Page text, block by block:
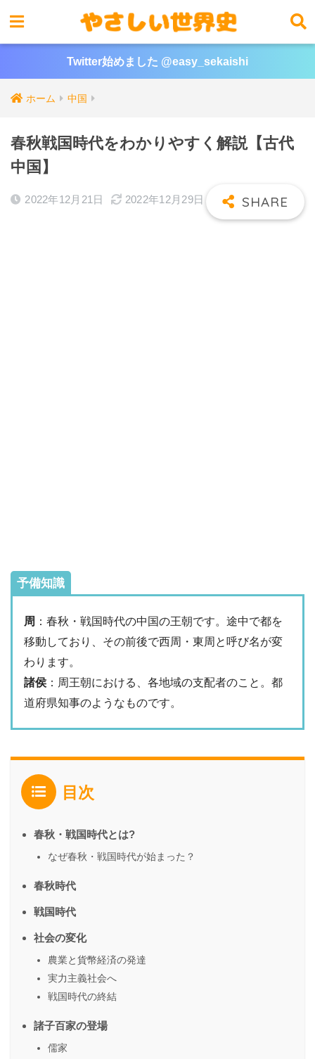
Twitter始めました @easy_sekaishi
ホーム 中国
春秋戦国時代をわかりやすく解説【古代
中国】
2022年12月21日 2022年12月29日
予備知識
周 ：春秋・戦国時代の中国の王朝です。途中で都を
移動しており、その前後で西周・東周と呼び名が変
わります。
諸侯 ：周王朝における、各地域の支配者のこと。都
道府県知事のようなものです。
目次
春秋・戦国時代とは?
なぜ春秋・戦国時代が始まった？
春秋時代
戦国時代
社会の変化
農業と貨幣経済の発達
実力主義社会へ
戦国時代の終結
諸子百家の登場
儒家